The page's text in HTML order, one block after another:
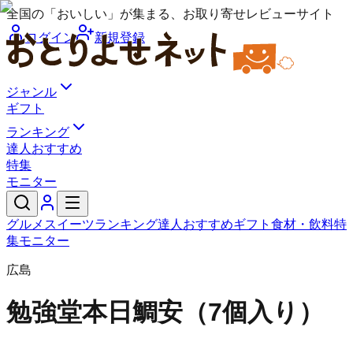
全国の「おいしい」が集まる、お取り寄せレビューサイト
ログイン
新規登録
ジャンル
ギフト
ランキング
達人おすすめ
特集
モニター
グルメ スイーツランキング達人おすすめギフト 食材・飲料特
集モニター
広島
勉強堂本日鯛安（7個入り）